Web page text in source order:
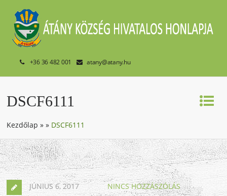
+36 36 482 001 atany@atany.hu
DSCF6111
Kezdőlap »» DSCF6111
JÚNIUS 6, 2017 NINCS HOZZÁSZÓLÁS